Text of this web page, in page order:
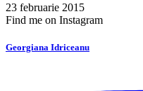
23 februarie 2015
Find me on Instagram
Georgiana Idriceanu